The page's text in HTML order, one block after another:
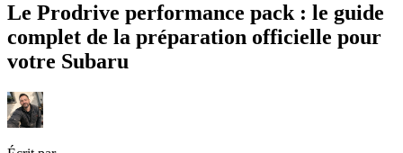
Le Prodrive performance pack : le guide
complet de la préparation officielle pour
votre Subaru